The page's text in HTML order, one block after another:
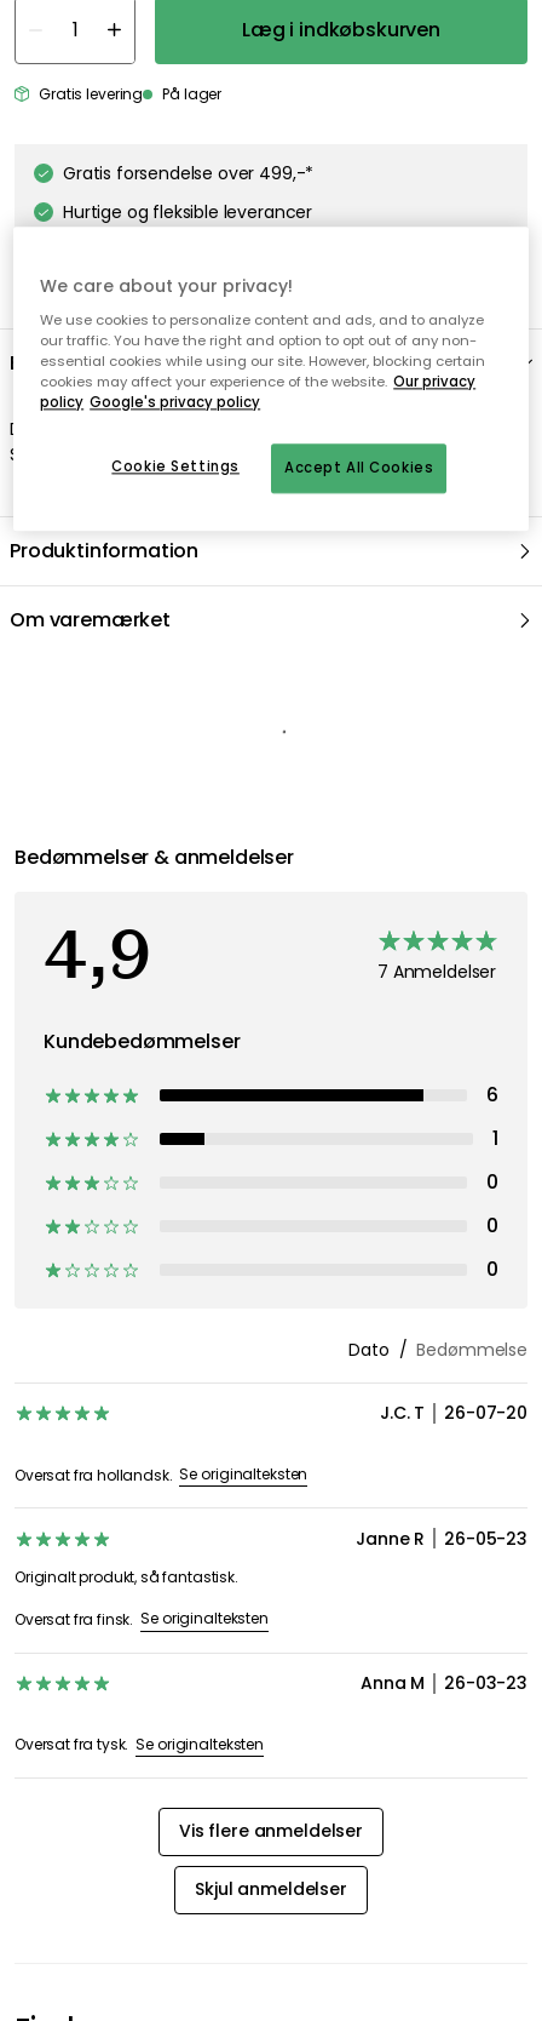
Læg i indkøbskurven
Gratis levering På lager
Gratis forsendelse over 499,-*
Hurtige og fleksible leverancer
Beskrivelse
Dette er en lampeskærm til Foscarini Lumiere 05 Piccola.
Skærmen er fremstillet af glas.
Produktinformation
Om varemærket
We care about your privacy!
We use cookies to personalize content and ads, and to analyze
our traffic. You have the right and option to opt out of any non-
essential cookies while using our site. However, blocking certain
cookies may affect your experience of the website. Our privacy
policy Google's privacy policy
Accept All Cookies
Cookie Settings